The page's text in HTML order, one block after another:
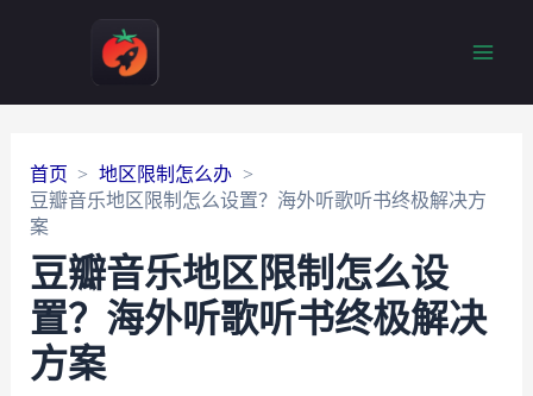
首页
地区限制怎么办
豆瓣音乐地区限制怎么设置？海外听歌听书终极解决方
案
豆瓣音乐地区限制怎么设
置？海外听歌听书终极解决
方案